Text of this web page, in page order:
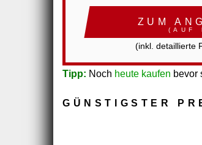
ZUM
(AUF
(inkl. detaillierte
Tipp: Noch heute kaufen bevor
GÜNSTIGSTER